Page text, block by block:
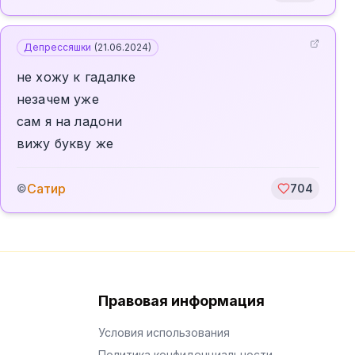
Депрессяшки (21.06.2024)
не хожу к гадалке
незачем уже
сам я на ладони
вижу букву же
©Сатир 704
Правовая информация
Условия использования